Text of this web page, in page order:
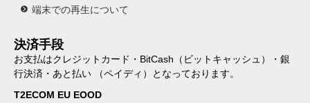
端末での再生について
決済手段
お支払はクレジットカード・BitCash（ビットキャッシュ）・銀
行決済・あと払い （ペイディ）となっております。
T2ECOM EU EOOD